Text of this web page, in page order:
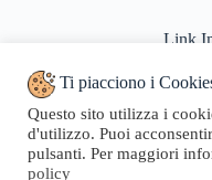
Link
Ti piacciono i
Questo sito utilizza i
d'utilizzo. Puoi
pulsanti. Per maggiori
policy